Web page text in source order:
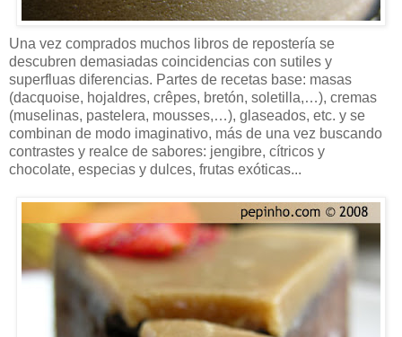
Una vez comprados muchos libros de repostería se
descubren demasiadas coincidencias con sutiles y
superfluas diferencias. Partes de recetas base: masas
(dacquoise, hojaldres, crêpes, bretón, soletilla,…), cremas
(muselinas, pastelera, mousses,…), glaseados, etc. y se
combinan de modo imaginativo, más de una vez buscando
contrastes y realce de sabores: jengibre, cítricos y
chocolate, especias y dulces, frutas exóticas...